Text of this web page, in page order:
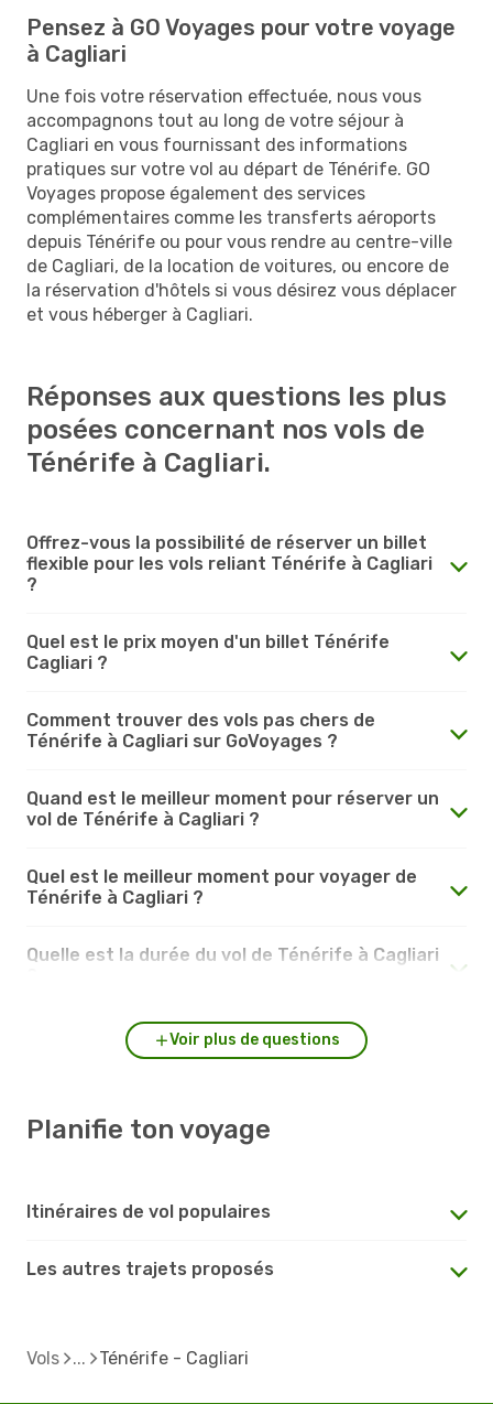
Pensez à GO Voyages pour votre voyage
à Cagliari
Une fois votre réservation effectuée, nous vous
accompagnons tout au long de votre séjour à
Cagliari en vous fournissant des informations
pratiques sur votre vol au départ de Ténérife. GO
Voyages propose également des services
complémentaires comme les transferts aéroports
depuis Ténérife ou pour vous rendre au centre-ville
de Cagliari, de la location de voitures, ou encore de
la réservation d'hôtels si vous désirez vous déplacer
et vous héberger à Cagliari.
Réponses aux questions les plus
posées concernant nos vols de
Ténérife à Cagliari.
Offrez-vous la possibilité de réserver un billet
flexible pour les vols reliant Ténérife à Cagliari
?
Quel est le prix moyen d'un billet Ténérife
Cagliari ?
Comment trouver des vols pas chers de
Ténérife à Cagliari sur GoVoyages ?
Quand est le meilleur moment pour réserver un
vol de Ténérife à Cagliari ?
Quel est le meilleur moment pour voyager de
Ténérife à Cagliari ?
Quelle est la durée du vol de Ténérife à Cagliari
Voir plus de questions
Planifie ton voyage
Itinéraires de vol populaires
Les autres trajets proposés
Vols Ténérife - Cagliari